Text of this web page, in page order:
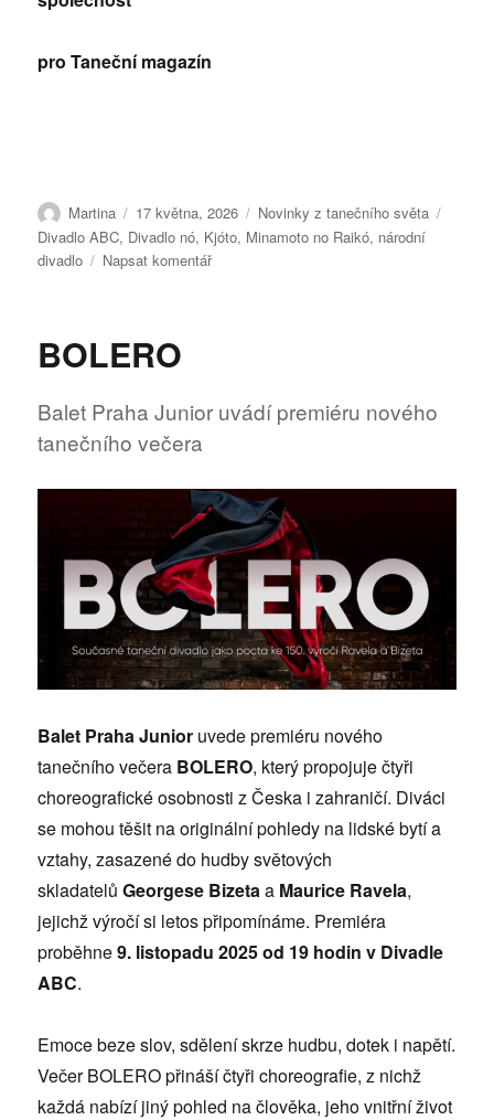
pro Taneční magazín
Autor:
Martina Publikováno:
17 května, 2026 Rubriky:
Novinky z tanečního světa
Divadlo ABC, Divadlo nó, Kjóto, Minamoto no Raikó, národní
divadlo
Napsat komentářpro
tokijský
v
červnu
česká
divadla
BOLERO
Balet Praha Junior uvádí premiéru nového
tanečního večera
Balet Praha Junior uvede premiéru nového
tanečního večera BOLERO, který propojuje čtyři
choreografické osobnosti z Česka i zahraničí. Diváci
se mohou těšit na originální pohledy na lidské bytí a
vztahy, zasazené do hudby světových
skladatelůGeorgese Bizetaa Maurice Ravela,
jejichž výročí si letos připomínáme. Premiéra
proběhne9. listopadu 2025 od 19 hodin v Divadle
ABC.
Emoce beze slov, sdělení skrze hudbu, dotek i napětí.
Večer BOLERO přináší čtyři choreografie, z nichž
každá nabízí jiný pohled na člověka, jeho vnitřní život